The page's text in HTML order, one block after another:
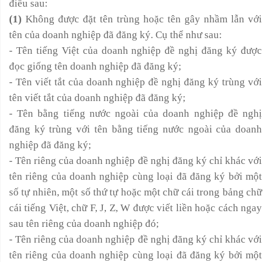
điều sau:
(1) Không được đặt tên trùng hoặc tên gây nhầm lẫn với
tên của doanh nghiệp đã đăng ký. Cụ thể như sau:
- Tên tiếng Việt của doanh nghiệp đề nghị đăng ký được
đọc giống tên doanh nghiệp đã đăng ký;
- Tên viết tắt của doanh nghiệp đề nghị đăng ký trùng với
tên viết tắt của doanh nghiệp đã đăng ký;
- Tên bằng tiếng nước ngoài của doanh nghiệp đề nghị
đăng ký trùng với tên bằng tiếng nước ngoài của doanh
nghiệp đã đăng ký;
- Tên riêng của doanh nghiệp đề nghị đăng ký chỉ khác với
tên riêng của doanh nghiệp cùng loại đã đăng ký bởi một
số tự nhiên, một số thứ tự hoặc một chữ cái trong bảng chữ
cái tiếng Việt, chữ F, J, Z, W được viết liền hoặc cách ngay
sau tên riêng của doanh nghiệp đó;
- Tên riêng của doanh nghiệp đề nghị đăng ký chỉ khác với
tên riêng của doanh nghiệp cùng loại đã đăng ký bởi một